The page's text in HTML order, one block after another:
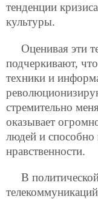
тенденции
культуры.
Оценивая эти
подчеркивают,
техники и
стремительно
оказывает
людей и способно
нравственности.
В